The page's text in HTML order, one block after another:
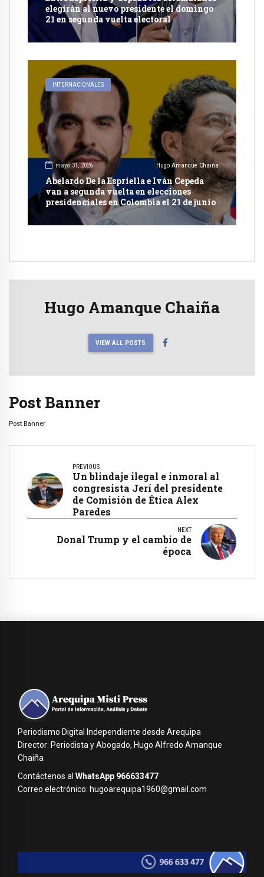
elegirán al nuevo presidente el domingo
21 en segunda vuelta electoral
INTERNACIONALES
mayo 31, 2026 Hugo Amanque Chaiña
Abelardo De la Espriella e Iván Cepeda
van a segunda vuelta en elecciones
presidenciales en Colombia el 21 de junio
Hugo Amanque Chaiña
VIEW ALL POSTS
Post Banner
Post Banner
PREVIOUS
Un blindaje ilegal e inmoral al
congresista Jerí del presidente
de Comisión de Ética Alex
Paredes
NEXT
Donal Trump y el cambio de
época
Periodismo Digital Independiente desde Arequipa
Director: Periodista y Abogado, Hugo Alfredo Amanque
Chaiña
Contáctenos al WhatsApp 966633477
Correo electrónico: hugoarequipa1960@gmail.com